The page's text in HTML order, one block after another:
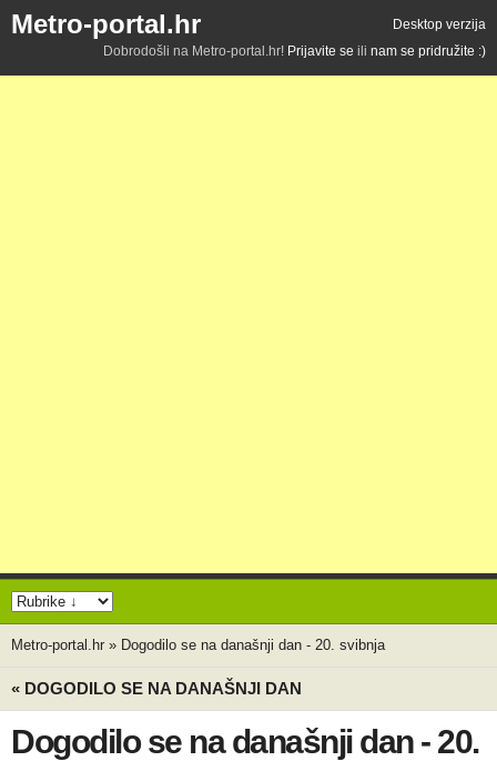
Metro-portal.hr
Desktop verzija
Dobrodošli na Metro-portal.hr! Prijavite se ili nam se pridružite :)
Metro-portal.hr » Dogodilo se na današnji dan - 20. svibnja
« DOGODILO SE NA DANAŠNJI DAN
Dogodilo se na današnji dan - 20.